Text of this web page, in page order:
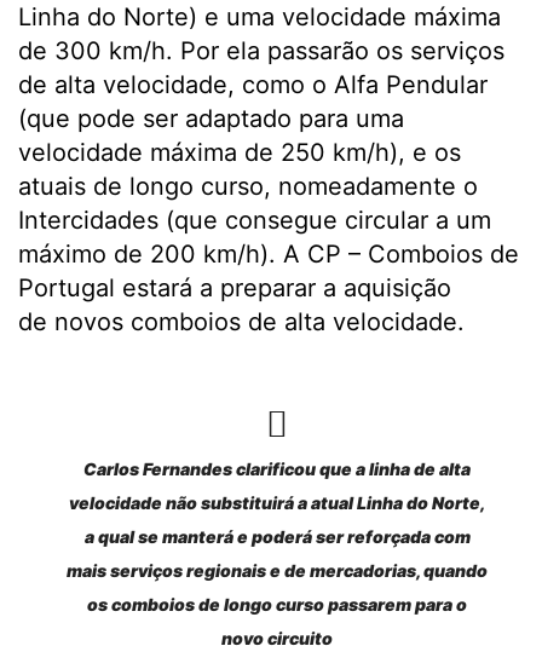
Linha do Norte) e uma velocidade máxima
de 300 km/h. Por ela passarão os serviços
de alta velocidade, como o Alfa Pendular
(que pode ser adaptado para uma
velocidade máxima de 250 km/h), e os
atuais de longo curso, nomeadamente o
Intercidades (que consegue circular a um
máximo de 200 km/h). A CP – Comboios de
Portugal estará a preparar a aquisição
de novos comboios de alta velocidade.
Carlos Fernandes clarificou que a linha de alta
velocidade não substituirá a atual Linha do Norte,
a qual se manterá e poderá ser reforçada com
mais serviços regionais e de mercadorias, quando
os comboios de longo curso passarem para o
novo circuito